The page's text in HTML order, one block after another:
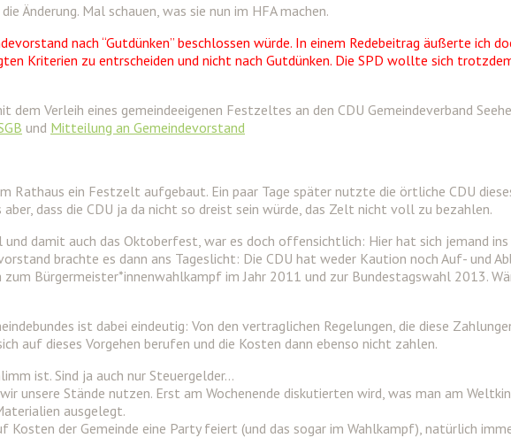
Änderung. Mal schauen, was sie nun im HFA machen.
nach “Gutdünken” beschlossen würde. In einem Redebeitrag äußerte ich
Kriterien zu entrscheiden und nicht nach Gutdünken. Die SPD wollte sich
Verleih eines gemeindeeigenen Festzeltes an den CDU Gemeindeverband
und Mitteilung an Gemeindevorstand
Rathaus ein Festzelt aufgebaut. Ein paar Tage später nutzte die örtliche CDU
dass die CDU ja da nicht so dreist sein würde, das Zelt nicht voll zu bezahlen.
damit auch das Oktoberfest, war es doch offensichtlich: Hier hat sich jemand
brachte es dann ans Tageslicht: Die CDU hat weder Kaution noch Auf- und
Bürgermeister*innenwahlkampf im Jahr 2011 und zur Bundestagswahl 2013.
ist dabei eindeutig: Von den vertraglichen Regelungen, die diese
auf dieses Vorgehen berufen und die Kosten dann ebenso nicht zahlen.
ist. Sind ja auch nur Steuergelder…
unsere Stände nutzen. Erst am Wochenende diskutierten wird, was man am
ausgelegt.
Kosten der Gemeinde eine Party feiert (und das sogar im Wahlkampf), natürlich